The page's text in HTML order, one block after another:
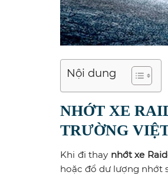
Nội dung
NHỚT XE
TRƯỜNG
Khi đi thay nhớt xe
hoặc đổ dư lượng nhớt